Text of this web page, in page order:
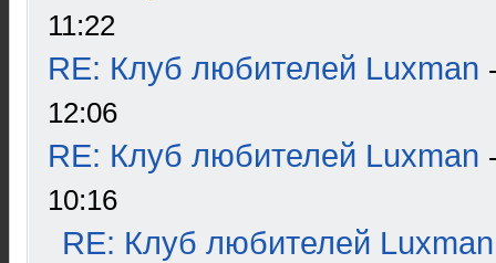
11:22
RE: Клуб любителей Luxman
12:06
RE: Клуб любителей Luxman
10:16
RE: Клуб любителей Luxman